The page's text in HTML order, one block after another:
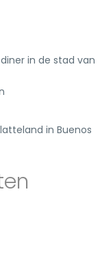
in de stad van
in Buenos